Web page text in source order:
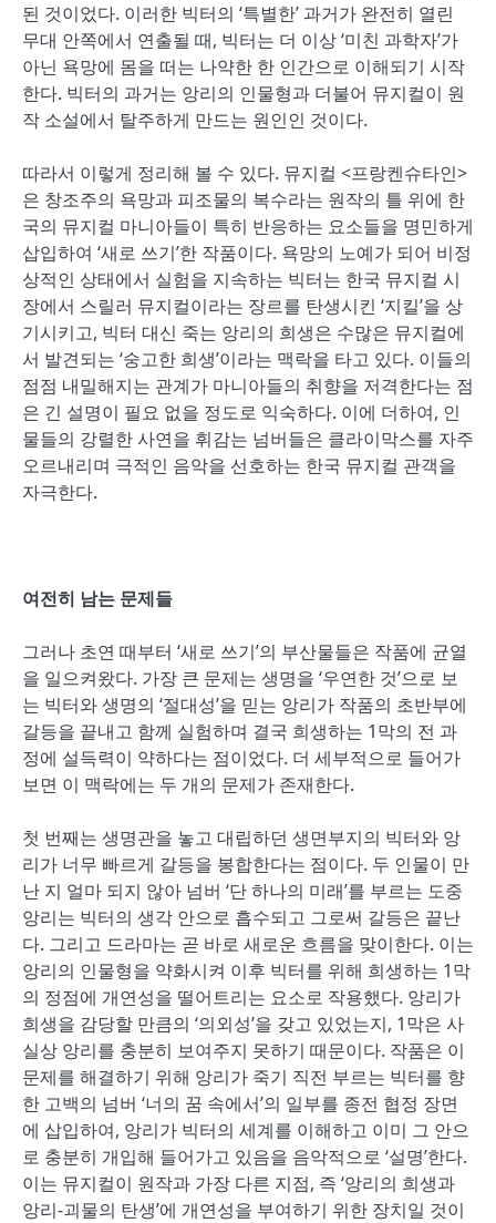
된 것이었다. 이러한 빅터의 ‘특별한’ 과거가 완전히 열린
무대 안쪽에서 연출될 때, 빅터는 더 이상 ‘미친 과학자’가
아닌 욕망에 몸을 떠는 나약한 한 인간으로 이해되기 시작
한다. 빅터의 과거는 앙리의 인물형과 더불어 뮤지컬이 원
작 소설에서 탈주하게 만드는 원인인 것이다.
따라서 이렇게 정리해 볼 수 있다. 뮤지컬 <프랑켄슈타인>
은 창조주의 욕망과 피조물의 복수라는 원작의 틀 위에 한
국의 뮤지컬 마니아들이 특히 반응하는 요소들을 명민하게
삽입하여 ‘새로 쓰기’한 작품이다. 욕망의 노예가 되어 비정
상적인 상태에서 실험을 지속하는 빅터는 한국 뮤지컬 시
장에서 스릴러 뮤지컬이라는 장르를 탄생시킨 ‘지킬’을 상
기시키고, 빅터 대신 죽는 앙리의 희생은 수많은 뮤지컬에
서 발견되는 ‘숭고한 희생’이라는 맥락을 타고 있다. 이들의
점점 내밀해지는 관계가 마니아들의 취향을 저격한다는 점
은 긴 설명이 필요 없을 정도로 익숙하다. 이에 더하여, 인
물들의 강렬한 사연을 휘감는 넘버들은 클라이막스를 자주
오르내리며 극적인 음악을 선호하는 한국 뮤지컬 관객을
자극한다.
여전히 남는 문제들
그러나 초연 때부터 ‘새로 쓰기’의 부산물들은 작품에 균열
을 일으켜왔다. 가장 큰 문제는 생명을 ‘우연한 것’으로 보
는 빅터와 생명의 ‘절대성’을 믿는 앙리가 작품의 초반부에
갈등을 끝내고 함께 실험하며 결국 희생하는 1막의 전 과
정에 설득력이 약하다는 점이었다. 더 세부적으로 들어가
보면 이 맥락에는 두 개의 문제가 존재한다.
첫 번째는 생명관을 놓고 대립하던 생면부지의 빅터와 앙
리가 너무 빠르게 갈등을 봉합한다는 점이다. 두 인물이 만
난 지 얼마 되지 않아 넘버 ‘단 하나의 미래’를 부르는 도중
앙리는 빅터의 생각 안으로 흡수되고 그로써 갈등은 끝난
다. 그리고 드라마는 곧 바로 새로운 흐름을 맞이한다. 이는
앙리의 인물형을 약화시켜 이후 빅터를 위해 희생하는 1막
의 정점에 개연성을 떨어트리는 요소로 작용했다. 앙리가
희생을 감당할 만큼의 ‘의외성’을 갖고 있었는지, 1막은 사
실상 앙리를 충분히 보여주지 못하기 때문이다. 작품은 이
문제를 해결하기 위해 앙리가 죽기 직전 부르는 빅터를 향
한 고백의 넘버 ‘너의 꿈 속에서’의 일부를 종전 협정 장면
에 삽입하여, 앙리가 빅터의 세계를 이해하고 이미 그 안으
로 충분히 개입해 들어가고 있음을 음악적으로 ‘설명’한다.
이는 뮤지컬이 원작과 가장 다른 지점, 즉 ‘앙리의 희생과
앙리-괴물의 탄생’에 개연성을 부여하기 위한 장치일 것이